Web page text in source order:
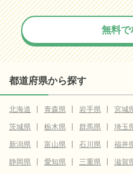
無料で
都道府県から探す
北海道 青森県 岩手県 宮城
茨城県
栃木県 群馬県 埼玉
新潟県
富山県 石川県 福井
静岡県
愛知県 三重県 滋賀